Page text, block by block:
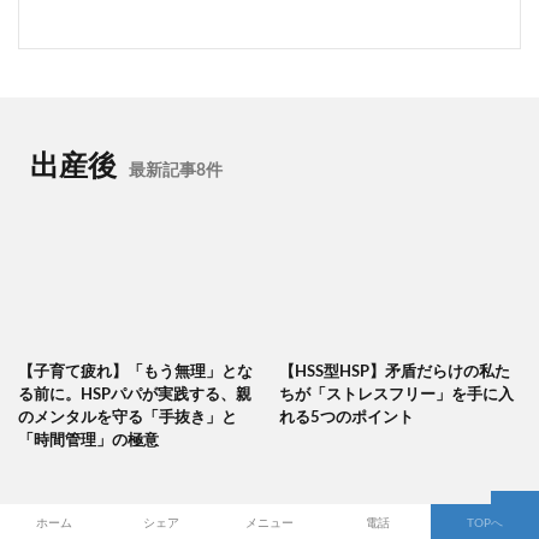
出産後 最新記事8件
【子育て疲れ】「もう無理」とな
る前に。HSPパパが実践する、親
のメンタルを守る「手抜き」と
「時間管理」の極意
【HSS型HSP】矛盾だらけの私た
ちが「ストレスフリー」を手に入
れる5つのポイント
ホーム シェア メニュー 電話 TOPへ